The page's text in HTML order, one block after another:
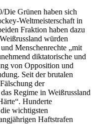
Grünen haben sich
Weltmeisterschaft in
Fraktion haben dazu
würden
Menschenrechte „mit
diktatorische und
von Opposition und
Seit der brutalen
der
Regime in Weißrussland
Hunderte
wichtigsten
Haftstrafen